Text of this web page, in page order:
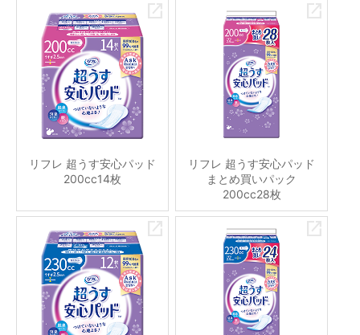
リフレ 超うす安心パッド
200cc14枚
リフレ 超うす安心パッド
まとめ買いパック
200cc28枚